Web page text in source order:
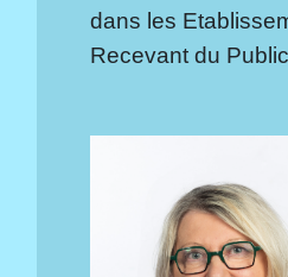
dans les
Recevant du